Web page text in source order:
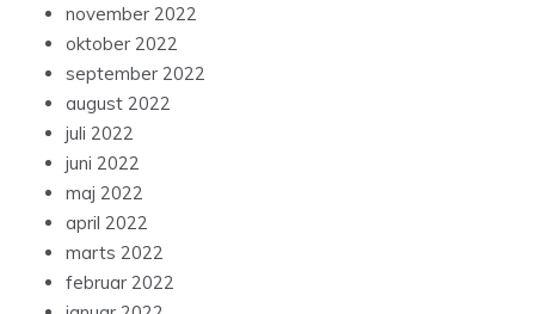
november 2022
oktober 2022
september 2022
august 2022
juli 2022
juni 2022
maj 2022
april 2022
marts 2022
februar 2022